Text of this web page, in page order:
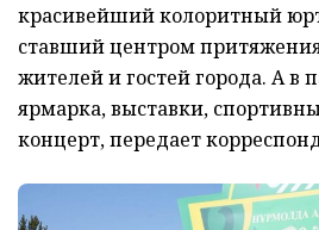
красивейший колоритный
ставший центром
жителей и гостей города. А в
ярмарка, выставки,
концерт, передает